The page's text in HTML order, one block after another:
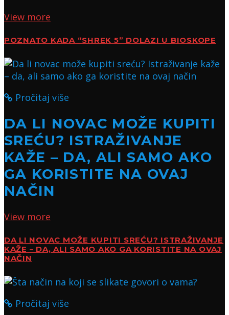
View more
POZNATO KADA “SHREK 5” DOLAZI U BIOSKOPE
Pročitaj više
DA LI NOVAC MOŽE KUPITI
SREĆU? ISTRAŽIVANJE
KAŽE – DA, ALI SAMO AKO
GA KORISTITE NA OVAJ
NAČIN
View more
DA LI NOVAC MOŽE KUPITI SREĆU? ISTRAŽIVANJE
KAŽE – DA, ALI SAMO AKO GA KORISTITE NA OVAJ
NAČIN
Pročitaj više